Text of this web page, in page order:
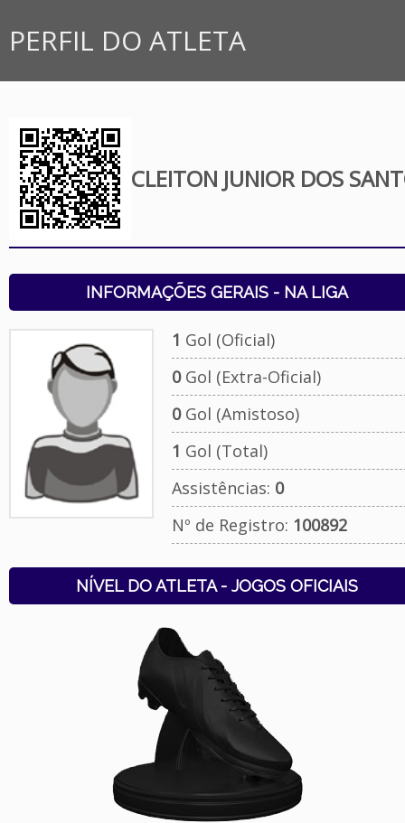
PERFIL DO ATLETA
CLEITON JUNIOR DOS
INFORMAÇÕES GERAIS - NA LIGA
1 Gol (Oficial)
0Gol (Extra-Oficial)
0Gol (Amistoso)
1 Gol (Total)
Assistências: 0
Nº de Registro: 100892
NÍVEL DO ATLETA - JOGOS OFICIAIS